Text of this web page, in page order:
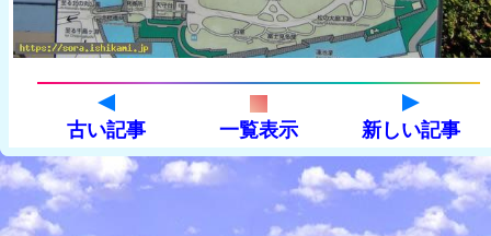
古い記事 一覧表示 新しい記事